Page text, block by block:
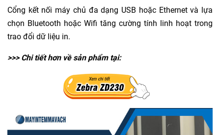
Cổng kết nối máy chủ đa dạng USB hoặc Ethernet và lựa
chọn Bluetooth hoặc Wifi tăng cường tính linh hoạt trong
trao đổi dữ liệu in.
>>> Chi tiết hơn về sản phẩm tại: